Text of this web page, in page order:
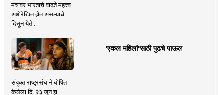
मंचावर भारताचे वाढते महत्त्व
अधोरेखित होत असल्याचे
दिसून येते...
'एकल महिलां'साठी पुढचे पाऊल
संयुक्त राष्ट्रसंघाने घोषित
केलेला दि. २३ जून हा